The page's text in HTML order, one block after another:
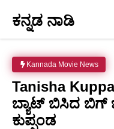
content
ಕನ್ನಡ ನಾಡಿ
Kannada Movie News
Tanisha
ಬ್ಯಾಟ್ ಬಿಸಿದ ಬಿಗ್
ಕುಪ್ಪಂಡ